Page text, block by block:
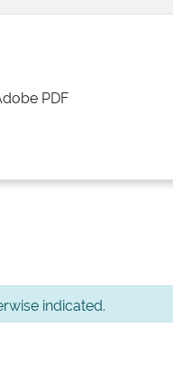
PDF
indicated.